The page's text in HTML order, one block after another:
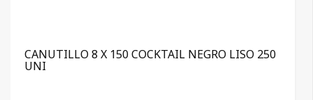
CANUTILLO 8 X 150 COCKTAIL NEGRO LISO 250
UNI